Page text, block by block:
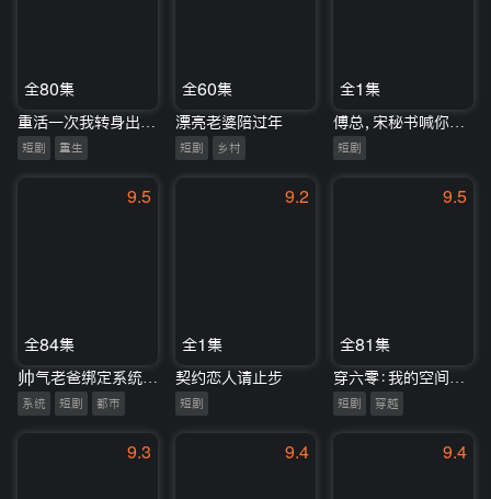
全80集
重活一次我转身出门嫁少帅
短剧 重生
全60集
漂亮老婆陪过年
短剧 乡村
全1集
傅总，宋秘书喊你入梦啦
短剧
9.5
全84集
系统 短剧 都市
9.2
全1集
契约恋人请止步
短剧
9.5
全81集
短剧 穿越
9.3 9.4 9.4